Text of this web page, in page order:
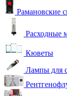
Рамановские
Расходные
Кюветы
Лампы для